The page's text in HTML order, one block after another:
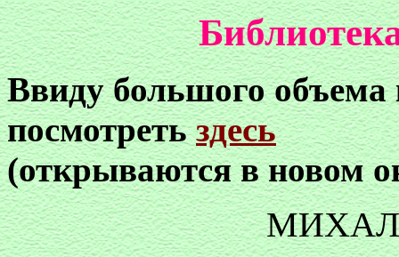
Ввиду большого
посмотретьздесь
(открываются в новом